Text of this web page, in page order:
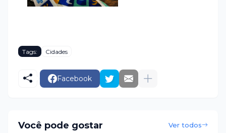
Tags: Cidades
Facebook
Você pode gostar Ver todos